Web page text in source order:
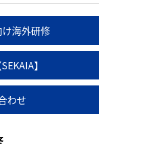
海外研修
】
わせ